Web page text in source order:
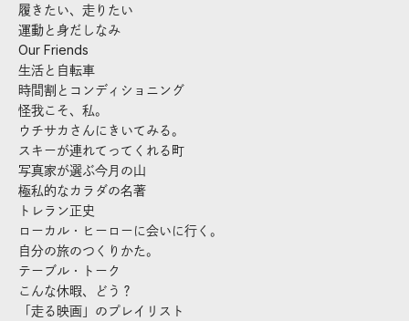
履きたい、走りたい
運動と身だしなみ
Our Friends
生活と自転車
時間割とコンディショニング
怪我こそ、私。
ウチサカさんにきいてみる。
スキーが連れてってくれる町
写真家が選ぶ今月の山
極私的なカラダの名著
トレラン正史
ローカル・ヒーローに会いに行く。
自分の旅のつくりかた。
テーブル・トーク
こんな休暇、どう？
「走る映画」のプレイリスト